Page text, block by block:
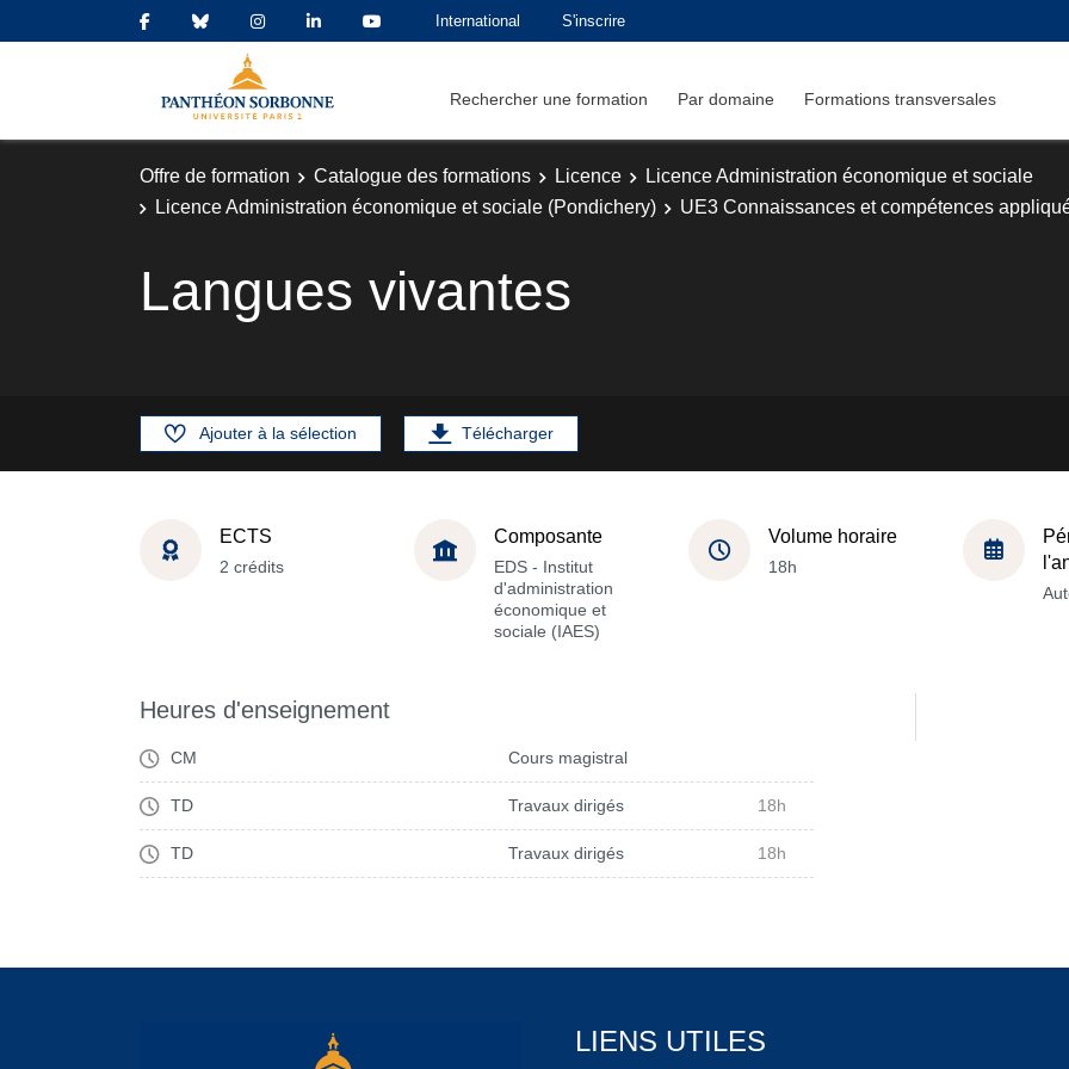
International S'inscrire
Rechercher une formation Par domaine Formations transversales
Offre de formation Catalogue des formations Licence
Licence Administration économique et sociale
Licence Administration économique et sociale (Pondichery)
UE3 Connaissances et compétences
Langues vivantes
Ajouter à la sélection Télécharger
ECTS
2 crédits
Composante
EDS - Institut
d'administration
économique et
sociale (IAES)
Volume horaire
18h
Heures d'enseignement
CM Cours magistral
TD Travaux dirigés 18h
TD Travaux dirigés 18h
LIENS UTILES